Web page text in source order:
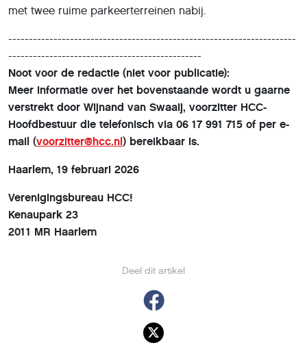
Deel dit artikel
met twee ruime parkeerterreinen nabij.
----------------------------------------------------------------------
-----------------------------------------------
Noot voor de redactie (niet voor publicatie):
Meer informatie over het bovenstaande wordt u gaarne
verstrekt door Wijnand van Swaaij, voorzitter HCC-
Hoofdbestuur die telefonisch via 06 17 991 715 of per e-
mail (voorzitter@hcc.nl) bereikbaar is.
Haarlem, 19 februari 2026
Verenigingsbureau HCC!
Kenaupark 23
2011 MR Haarlem